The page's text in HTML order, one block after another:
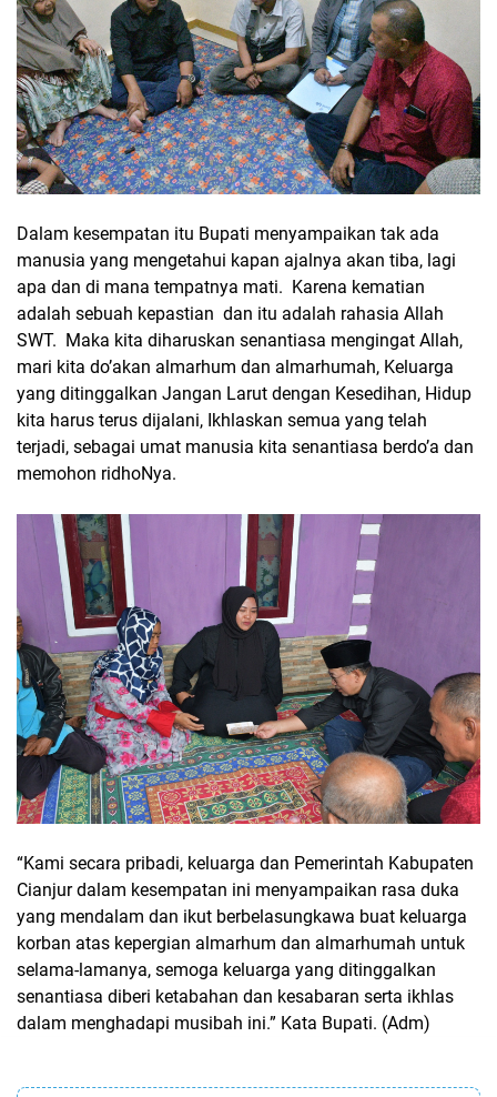
Dalam kesempatan itu Bupati menyampaikan tak ada
manusia yang mengetahui kapan ajalnya akan tiba, lagi
apa dan di mana tempatnya mati. Karena kematian
adalah sebuah kepastian dan itu adalah rahasia Allah
SWT. Maka kita diharuskan senantiasa mengingat Allah,
mari kita do’akan almarhum dan almarhumah, Keluarga
yang ditinggalkan Jangan Larut dengan Kesedihan, Hidup
kita harus terus dijalani, Ikhlaskan semua yang telah
terjadi, sebagai umat manusia kita senantiasa berdo’a dan
memohon ridhoNya.
“Kami secara pribadi, keluarga dan Pemerintah Kabupaten
Cianjur dalam kesempatan ini menyampaikan rasa duka
yang mendalam dan ikut berbelasungkawa buat keluarga
korban atas kepergian almarhum dan almarhumah untuk
selama-lamanya, semoga keluarga yang ditinggalkan
senantiasa diberi ketabahan dan kesabaran serta ikhlas
dalam menghadapi musibah ini.” Kata Bupati. (Adm)